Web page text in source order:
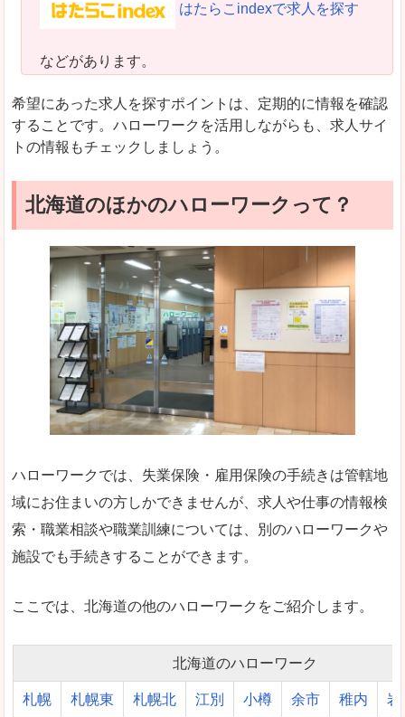
はたらこindexで求人を探す
などがあります。
希望にあった求人を探すポイントは、定期的に情報を確認
することです。ハローワークを活用しながらも、求人サイ
トの情報もチェックしましょう。
北海道のほかのハローワークって？
ハローワークでは、失業保険・雇用保険の手続きは管轄地
域にお住まいの方しかできませんが、求人や仕事の情報検
索・職業相談や職業訓練については、別のハローワークや
施設でも手続きすることができます。
ここでは、北海道の他のハローワークをご紹介します。
北海道のハローワーク
札幌 札幌東 札幌北 江別 小樽 余市 稚内 岩